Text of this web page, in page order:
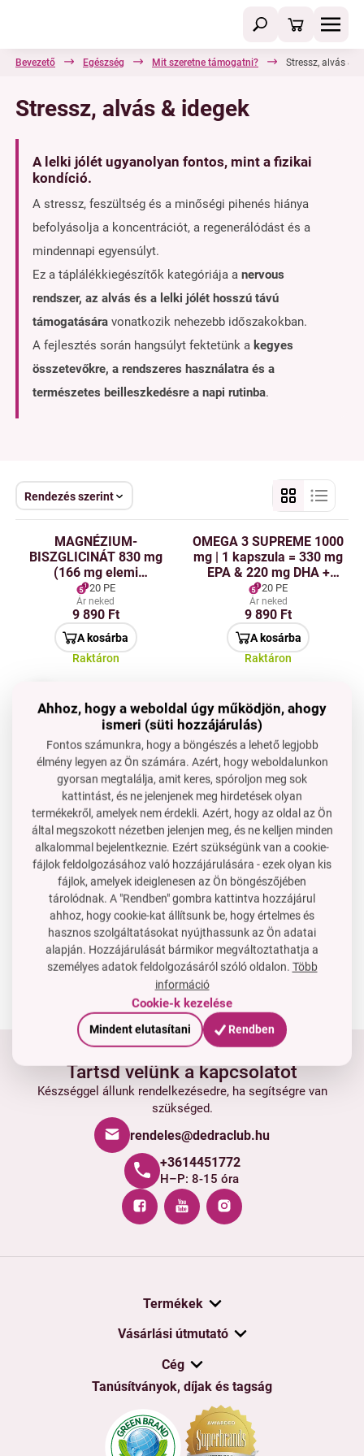
Bevezető Egészség Mit szeretne támogatni? Stressz, alvás &
Stressz, alvás & idegek
A lelki jólét ugyanolyan fontos, mint a fizikai
kondíció.
A stressz, feszültség és a minőségi pihenés hiánya
befolyásolja a koncentrációt, a regenerálódást és a
mindennapi egyensúlyt.
Ez a táplálékkiegészítők kategóriája anervous
rendszer, az alvás és a lelki jólét hosszú távú
támogatására vonatkozik nehezebb időszakokban.
A fejlesztés során hangsúlyt fektetünk a kegyes
összetevőkre, a rendszeres használatra és a
természetes beilleszkedésre a napi rutinba.
Rendezés szerint
MAGNÉZIUM-
BISZGLICINÁT 830 mg
(166 mg elemi
magnézium) + B6-vitamin
P5P | magas felszívódás &
idegtámogatás
20 PE
Ár neked
9 890 Ft
A kosárba
Raktáron
OMEGA 3 SUPREME 1000
mg | 1 kapszula = 330 mg
EPA & 220 mg DHA +
Vitamin E | szív, agy & látás
támogatása | 90 kapszula
20 PE
Ár neked
9 890 Ft
A kosárba
Raktáron
1+1ajánlott kombináció a
maláttal & biszglicináttal
kiegészítve B6-vitaminnal
32 PE
16 090 Ft
14 290 Ft
A kosárba
Raktáron
mg & B6 VITAMIN | energia
& fáradtság ellen | 90
kapszula
16 PE
Ár neked
7 890 Ft
A kosárba
Raktáron
VITAMIN B12 -
METILKOBALAMIN 500 μg
| energia, vérképzés és
idegrendszer
12 PE
Ár neked
5 890 Ft
A kosárba
Tartsd velünk a kapcsolatot
Készséggel állunk rendelkezésedre, ha segítségre van
szükséged.
rendeles@dedraclub.hu
+3614451772
H–P: 8-15 óra
Termékek
Vásárlási útmutató
Cég
Tanúsítványok, díjak és tagság
Ahhoz, hogy a weboldal úgy működjön, ahogy
ismeri (süti hozzájárulás)
Fontos számunkra, hogy a böngészés a lehető legjobb
élmény legyen az Ön számára. Azért, hogy weboldalunkon
gyorsan megtalálja, amit keres, spóroljon meg sok
kattintást, és ne jelenjenek meg hirdetések olyan
termékekről, amelyek nem érdekli. Azért, hogy az oldal az Ön
által megszokott nézetben jelenjen meg, és ne kelljen minden
alkalommal bejelentkeznie. Ezért szükségünk van a cookie-
fájlok feldolgozásához való hozzájárulására - ezek olyan kis
fájlok, amelyek ideiglenesen az Ön böngészőjében
tárolódnak. A "Rendben" gombra kattintva hozzájárul
ahhoz, hogy cookie-kat állítsunk be, hogy értelmes és
hasznos szolgáltatásokat nyújthassunk az Ön adatai
alapján. Hozzájárulását bármikor megváltoztathatja a
személyes adatok feldolgozásáról szóló oldalon. Több
információ
Cookie-k kezelése
Mindent elutasítani Rendben